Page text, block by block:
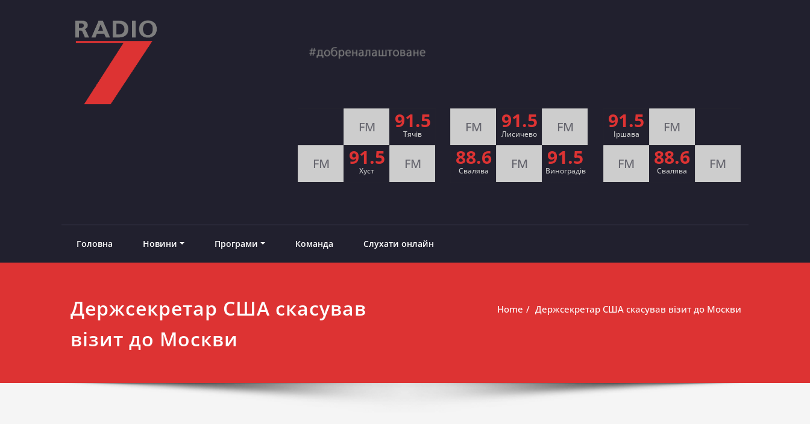
FM 91.5
Тячів
FM 91.5
Хуст FM
FM 91.5
Лисичево FM
88.6
Свалява FM 91.5
Виноградів
91.5
Іршава FM
FM 88.6
Cвалява FM
Головна Новини Програми Команда Слухати онлайн
Держсекретар США скасував
візит до Москви
Home Держсекретар США скасував візит до Москви